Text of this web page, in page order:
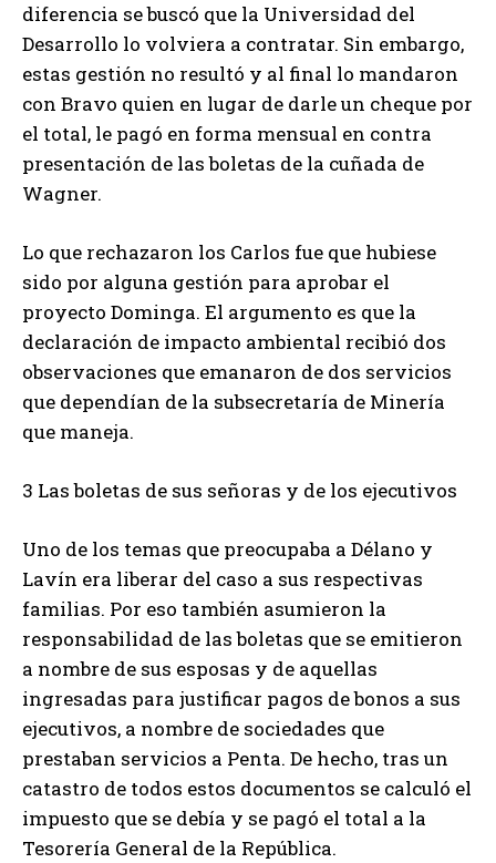
diferencia se buscó que la Universidad del
Desarrollo lo volviera a contratar. Sin embargo,
estas gestión no resultó y al final lo mandaron
con Bravo quien en lugar de darle un cheque por
el total, le pagó en forma mensual en contra
presentación de las boletas de la cuñada de
Wagner.
Lo que rechazaron los Carlos fue que hubiese
sido por alguna gestión para aprobar el
proyecto Dominga. El argumento es que la
declaración de impacto ambiental recibió dos
observaciones que emanaron de dos servicios
que dependían de la subsecretaría de Minería
que maneja.
3 Las boletas de sus señoras y de los ejecutivos
Uno de los temas que preocupaba a Délano y
Lavín era liberar del caso a sus respectivas
familias. Por eso también asumieron la
responsabilidad de las boletas que se emitieron
a nombre de sus esposas y de aquellas
ingresadas para justificar pagos de bonos a sus
ejecutivos, a nombre de sociedades que
prestaban servicios a Penta. De hecho, tras un
catastro de todos estos documentos se calculó el
impuesto que se debía y se pagó el total a la
Tesorería General de la República.